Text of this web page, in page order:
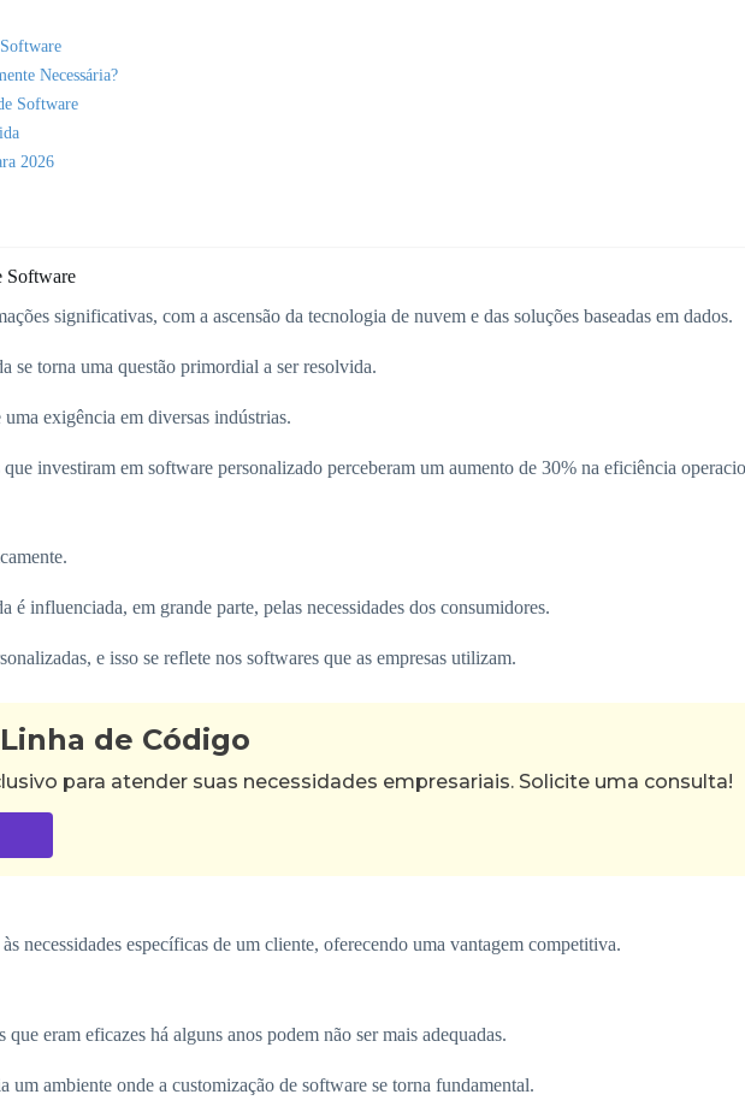
Necessária?
Software
2026
Software
significativas, com a ascensão da tecnologia de nuvem e das soluções baseadas em dados.
se torna uma questão primordial a ser resolvida.
exigência em diversas indústrias.
investiram em software personalizado perceberam um aumento de 30% na eficiência
é influenciada, em grande parte, pelas necessidades dos consumidores.
e isso se reflete nos softwares que as empresas utilizam.
de Código
para atender suas necessidades empresariais. Solicite uma consulta!
necessidades específicas de um cliente, oferecendo uma vantagem competitiva.
eram eficazes há alguns anos podem não ser mais adequadas.
um ambiente onde a customização de software se torna fundamental.